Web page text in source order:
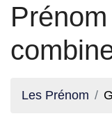
Les Prénom